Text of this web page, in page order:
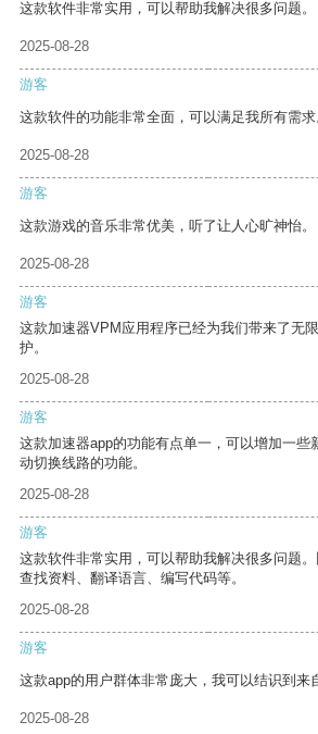
这款软件非常实用，可以帮助我解决很多问题。
2025-08-28
游客
这款软件的功能非常全面，可以满足我所有需求
2025-08-28
游客
这款游戏的音乐非常优美，听了让人心旷神怡。
2025-08-28
游客
这款加速器VPM应用程序已经为我们带来了无
护。
2025-08-28
游客
这款加速器app的功能有点单一，可以增加一些
动切换线路的功能。
2025-08-28
游客
这款软件非常实用，可以帮助我解决很多问题
查找资料、翻译语言、编写代码等。
2025-08-28
游客
这款app的用户群体非常庞大，我可以结识到来
2025-08-28